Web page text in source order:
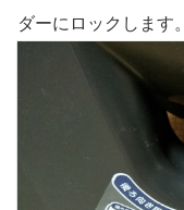
ダーにロックします。